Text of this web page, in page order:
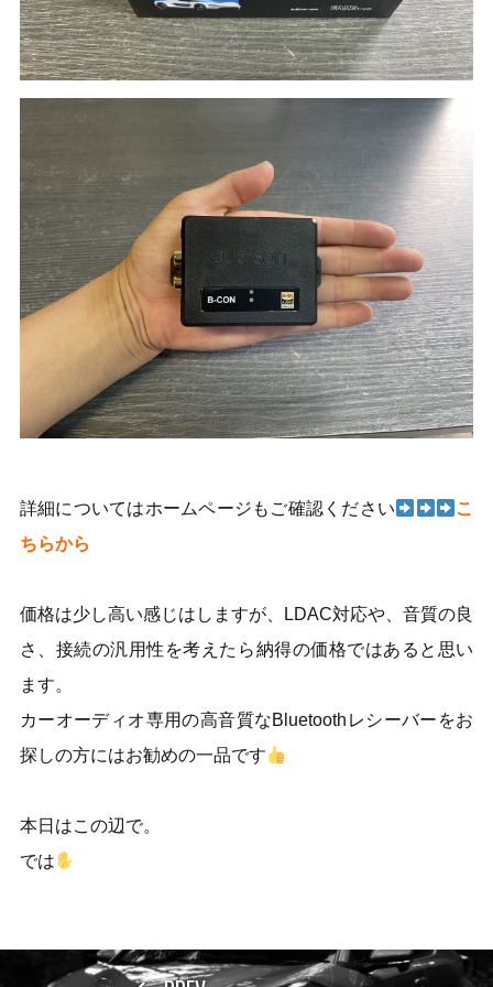
詳細についてはホームページもご確認ください
こ
ちらから
価格は少し高い感じはしますが、LDAC対応や、音質の良
さ、接続の汎用性を考えたら納得の価格ではあると思い
ます。
カーオーディオ専用の高音質なBluetoothレシーバーをお
探しの方にはお勧めの一品です
本日はこの辺で。
では